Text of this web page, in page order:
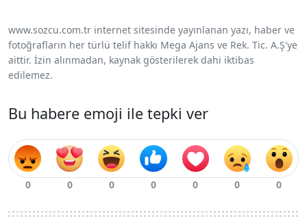
www.sozcu.com.tr internet sitesinde yayınlanan yazı, haber ve
fotoğrafların her türlü telif hakkı Mega Ajans ve Rek. Tic. A.Ş'ye
aittir. İzin alınmadan, kaynak gösterilerek dahi iktibas
edilemez.
Bu habere emoji ile tepki ver